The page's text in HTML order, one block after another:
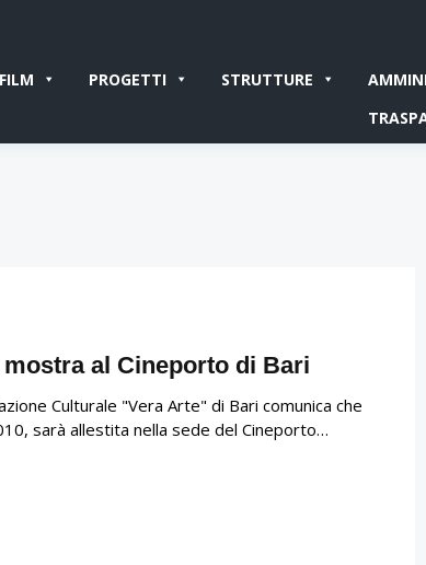
FILM PROGETTI STRUTTURE
al Cineporto di Bari
Culturale "Vera Arte" di Bari comunica che
sarà allestita nella sede del Cineporto…